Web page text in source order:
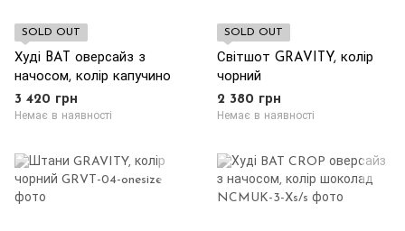
SOLD OUT
Худі BAT оверсайз з
начосом, колір капучино
3 420 грн
Немає в наявності
SOLD OUT
Світшот GRAVITY, колір
чорний
2 380 грн
Немає в наявності